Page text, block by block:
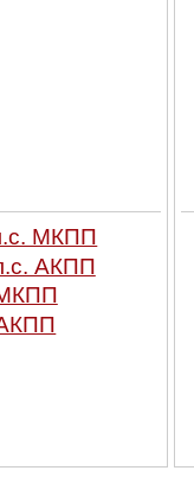
МКПП
АКПП